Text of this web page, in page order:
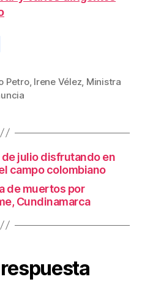
m
p
ar
tir
Petro, Irene Vélez, Ministra
julio disfrutando en
campo colombiano
de muertos por
Cundinamarca